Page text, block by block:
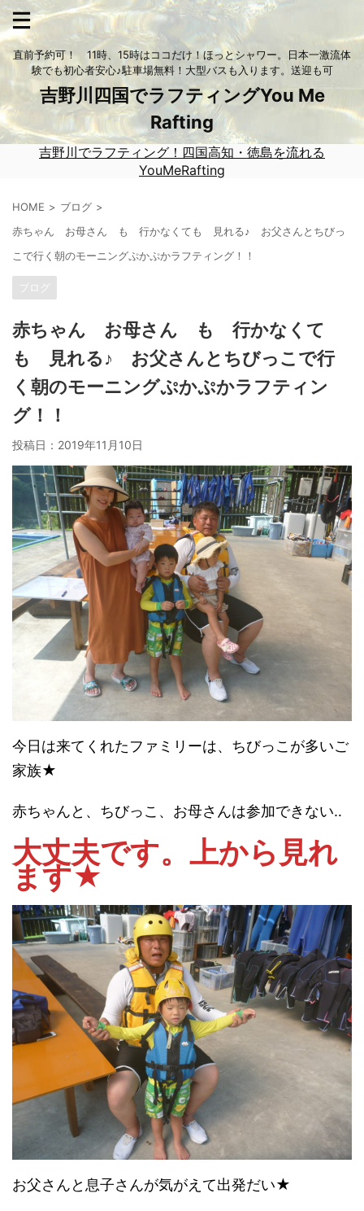
直前予約可！ 11時、15時はココだけ！ほっとシャワー。日本一激流体
験でも初心者安心♪駐車場無料！大型バスも入ります。送迎も可
吉野川四国でラフティングYou Me
Rafting
吉野川でラフティング！四国高知・徳島を流れる
YouMeRafting
HOME
ブログ
赤ちゃん お母さん も 行かなくても 見れる♪ お父さんとちびっ
こで行く朝のモーニングぷかぷかラフティング！！
ブログ
赤ちゃん お母さん も 行かなくて
も 見れる♪ お父さんとちびっこで行
く朝のモーニングぷかぷかラフティン
グ！！
投稿日： 2019年11月10日
今日は来てくれたファミリーは、ちびっこが多いご
家族★
赤ちゃんと、ちびっこ、お母さんは参加できない‥
大丈夫です。上から見れ
ます★
お父さんと息子さんが気がえて出発だい★